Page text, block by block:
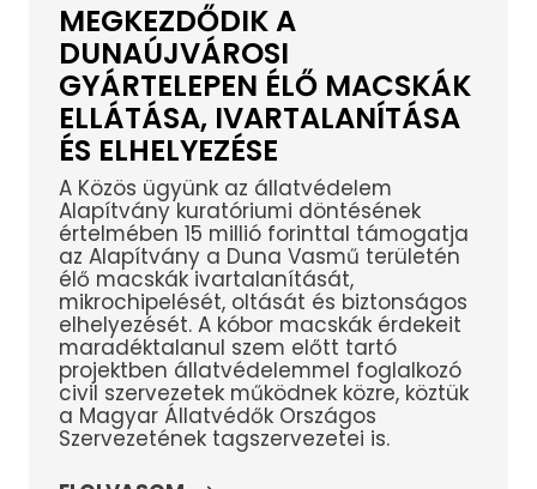
MEGKEZDŐDIK A
DUNAÚJVÁROSI
GYÁRTELEPEN ÉLŐ MACSKÁK
ELLÁTÁSA, IVARTALANÍTÁSA
ÉS ELHELYEZÉSE
A Közös ügyünk az állatvédelem
Alapítvány kuratóriumi döntésének
értelmében 15 millió forinttal támogatja
az Alapítvány a Duna Vasmű területén
élő macskák ivartalanítását,
mikrochipelését, oltását és biztonságos
elhelyezését. A kóbor macskák érdekeit
maradéktalanul szem előtt tartó
projektben állatvédelemmel foglalkozó
civil szervezetek működnek közre, köztük
a Magyar Állatvédők Országos
Szervezetének tagszervezetei is.